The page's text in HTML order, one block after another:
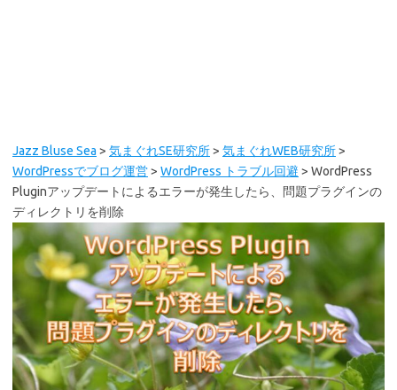
Jazz Bluse Sea > 気まぐれSE研究所> 気まぐれWEB研究所>
WordPressでブログ運営> WordPress トラブル回避 > WordPress
Pluginアップデートによるエラーが発生したら、問題プラグインの
ディレクトリを削除